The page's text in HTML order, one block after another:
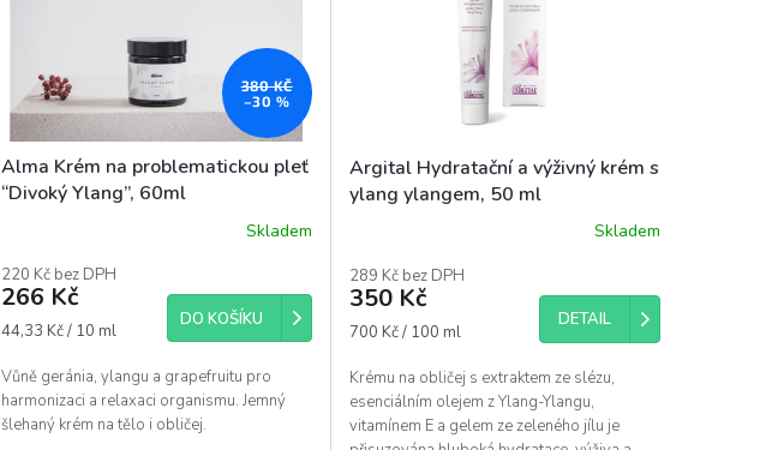
380 KČ
–30 %
Alma Krém na problematickou pleť
“Divoký Ylang”, 60ml
produktu
je
5,0
5
hvězdiček.
Skladem
220 Kč bez DPH
266 Kč
Měrná
44,33 Kč / 10 ml
DO KOŠÍKU
Vůně geránia, ylangu a grapefruitu pro
harmonizaci a relaxaci organismu. Jemný
šlehaný krém na tělo i obličej.
Argital Hydratační a výživný krém s
ylang ylangem, 50 ml
Skladem
289 Kč bez DPH
350 Kč
Měrná
700 Kč / 100 ml
DETAIL
Krému na obličej s extraktem ze slézu,
esenciálním olejem z Ylang-Ylangu,
vitamínem E a gelem ze zeleného jílu je